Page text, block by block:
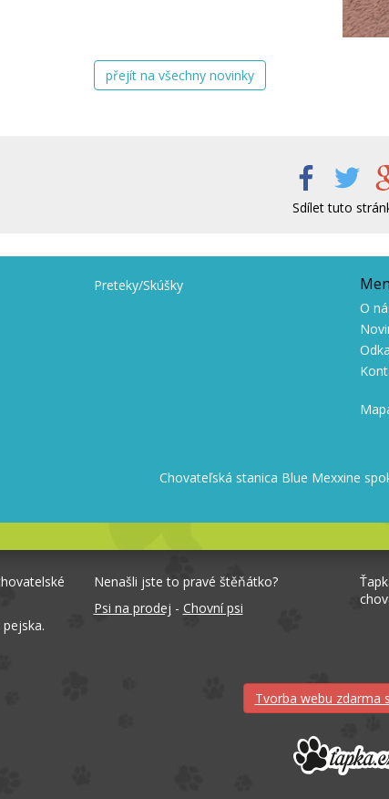
přejít na všechny novinky
Sdílet tuto
Preteky/Skúšky
O
Chovateľská stanica Blue Mexxine
Nenašli jste to pravé štěňátko?
Psi na prodej - Chovní psi
Tvorba webu zdarma